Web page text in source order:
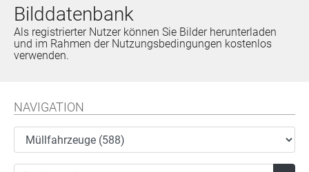
Bilddatenbank
Als registrierter Nutzer können Sie Bilder herunterladen
und im Rahmen der Nutzungsbedingungen kostenlos
verwenden.
NAVIGATION